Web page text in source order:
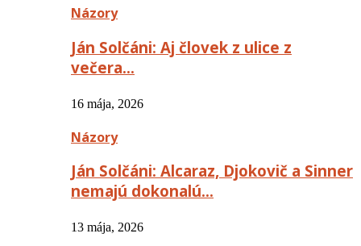
Názory
Ján Solčáni: Aj človek z ulice z
večera…
16 mája, 2026
Názory
Ján Solčáni: Alcaraz, Djokovič a Sinner
nemajú dokonalú…
13 mája, 2026